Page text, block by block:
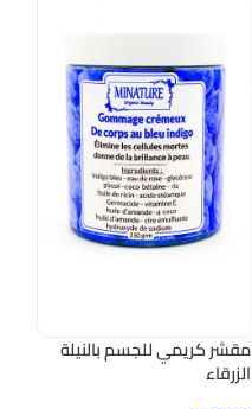
مقشر كريمي للجسم بالنيلة
الزرقاء